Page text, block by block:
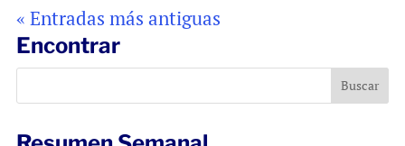
« Entradas más antiguas
Encontrar